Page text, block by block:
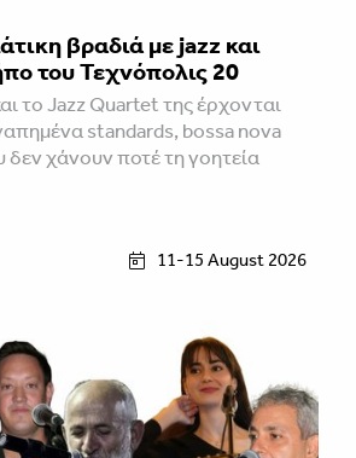
βραδιά με jazz και
του Τεχνόπολις 20
το Jazz Quartet της έρχονται
standards, bossa nova
δεν χάνουν ποτέ τη γοητεία
11-15 August 2026